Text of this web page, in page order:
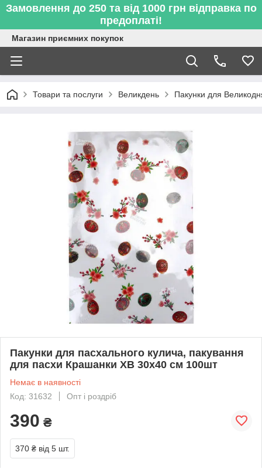
Замовлення до 250 та від 1000 грн відправка по
предоплаті!
Магазин приємних покупок
Товари та послуги Великдень Пакунки для
Пакунки для пасхального кулича, пакування
для пасхи Крашанки ХВ 30x40 см 100шт
Немає в наявності
Код: 31632
Опт і роздріб
390 ₴
370 ₴ від 5 шт.